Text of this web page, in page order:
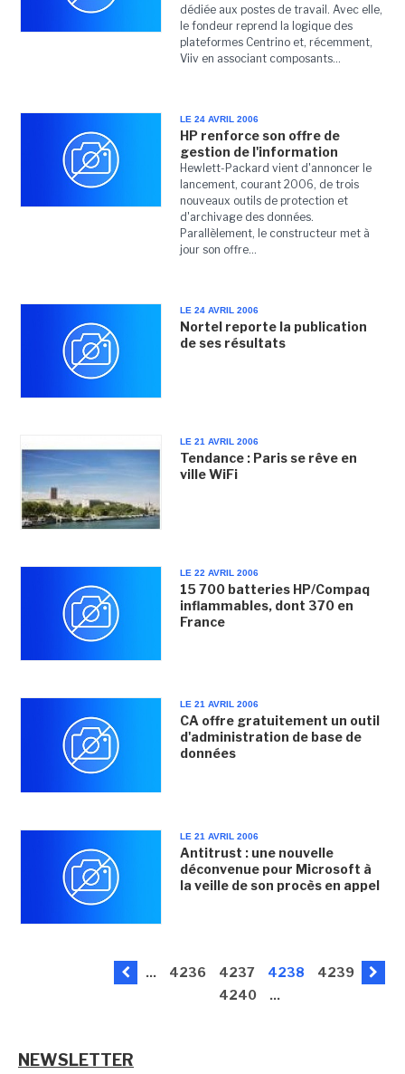
dédiée aux postes de travail. Avec elle,
le fondeur reprend la logique des
plateformes Centrino et, récemment,
Viiv en associant composants...
LE 24 AVRIL 2006
HP renforce son offre de
gestion de l'information
Hewlett-Packard vient d'annoncer le
lancement, courant 2006, de trois
nouveaux outils de protection et
d'archivage des données.
Parallèlement, le constructeur met à
jour son offre...
LE 24 AVRIL 2006
Nortel reporte la publication
de ses résultats
LE 21 AVRIL 2006
Tendance : Paris se rêve en
ville WiFi
LE 22 AVRIL 2006
15 700 batteries HP/Compaq
inflammables, dont 370 en
France
LE 21 AVRIL 2006
CA offre gratuitement un outil
d'administration de base de
données
LE 21 AVRIL 2006
Antitrust : une nouvelle
déconvenue pour Microsoft à
la veille de son procès en appel
... 4236 4237 4238
4239
4240
...
NEWSLETTER